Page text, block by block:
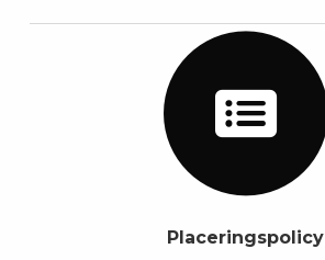
Placeringspolicy